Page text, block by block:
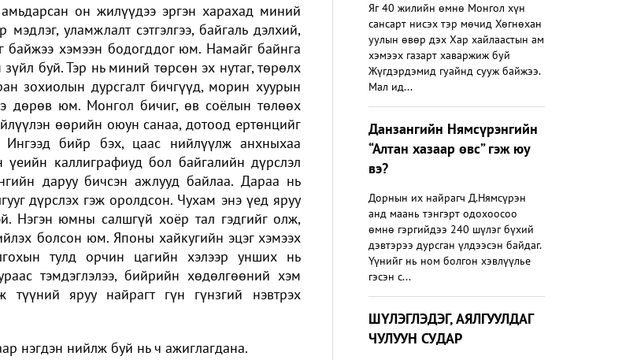
он жилүүдээ эргэн харахад миний
уламжлалт сэтгэлгээ, байгаль дэлхий,
байжээ хэмээн бодогддог юм. Намайг байнга
буй. Тэр нь миний төрсөн эх нутаг, төрөлх
зохиолын дурсгалт бичгүүд, морин хуурын
дөрөв юм. Монгол бичиг, өв соёлын төлөөх
өөрийн оюун санаа, дотоод ертөнцийг
бийр бэх, цаас нийлүүлж анхныхаа
каллиграфиуд бол байгалийн дүрслэл
даруу бичсэн ажлууд байлаа. Дараа нь
дүрслэх гэж оролдсон. Чухам энэ үед яруу
Нэгэн юмны салшгүй хоёр тал гэдгийг олж,
болсон юм. Японы хайкугийн эцэг хэмээх
тулд орчин цагийн хэлээр унших нь
тэмдэглэлээ, бийрийн хөдөлгөөний хэм
түүний яруу найрагт гүн гүнзгий нэвтрэх
нэгдэн нийлж буй нь ч ажиглагдана.
Яг 40 жилийн өмнө Монгол хүн
сансарт нисэх тэр мөчид Хөгнөхан
уулын өвөр дэх Хар хайлаастын ам
хэмээх газарт хаваржиж буй
Жүгдэрдэмид гуайнд сууж байжээ.
Мал ид...
Данзангийн Нямсүрэнгийн
“Алтан хазаар өвс” гэж юу
вэ?
Дорнын их найрагч Д.Нямсүрэн
анд маань тэнгэрт одохоосоо
өмнө гэргийдээ 240 шүлэг бүхий
дэвтэрээ дурсган үлдээсэн байдаг.
Үүнийг нь ном болгон хэвлүүлье
гэсэн с...
ШҮЛЭГЛЭДЭГ, АЯЛГУУЛДАГ
ЧУЛУУН СУДАР